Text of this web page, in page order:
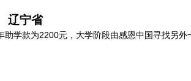
宁省
学款为2200元，大学阶段由感恩中国寻找另外